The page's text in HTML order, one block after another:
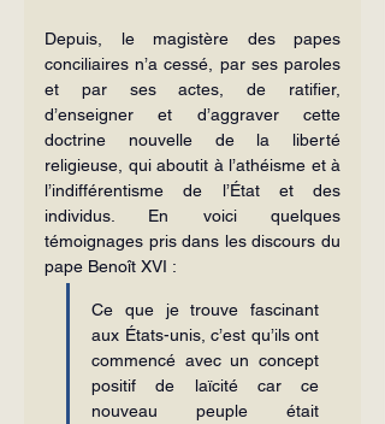
Depuis, le magistère des papes
conciliaires n’a cessé, par ses paroles
et par ses actes, de ratifier,
d’enseigner et d’aggraver cette
doctrine nouvelle de la liberté
religieuse, qui aboutit à l’athéisme et à
l’indifférentisme de l’État et des
individus. En voici quelques
témoignages pris dans les discours du
pape Benoît XVI :
Ce que je trouve fascinant
aux États-unis, c’est qu’ils ont
commencé avec un concept
positif de laïcité car ce
nouveau peuple était